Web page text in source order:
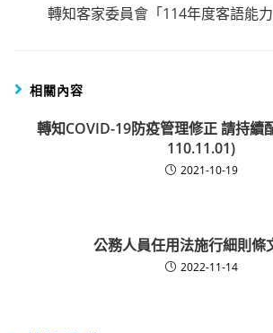
轉知客家委員會「114年度客語能力
相關內容
轉知COVID-19防疫管理修正 請持續
110.11.01)
2021-10-19
公務人員任用法施行細則條
2022-11-14